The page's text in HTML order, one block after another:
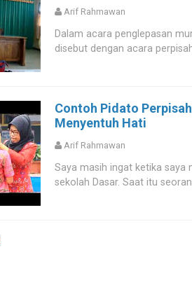
Arif Rahmawan
Dalam acara penglepasan
disebut dengan acara
Contoh Pidato
Menyentuh Hati
Arif Rahmawan
Saya masih ingat ketika saya
sekolah Dasar. Saat itu